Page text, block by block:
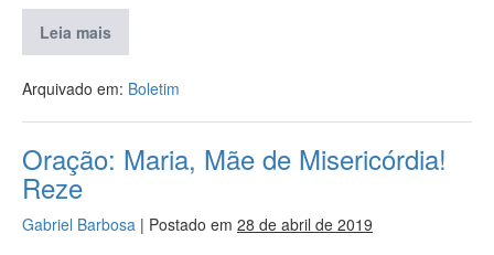
Leia mais
Arquivado em: Boletim
Oração: Maria, Mãe de Misericórdia!
Reze
Gabriel Barbosa | Postado em 28 de abril de 2019